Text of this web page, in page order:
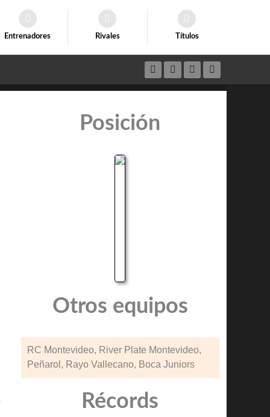
Entrenadores Rivales Títulos
Posición
Otros equipos
RC Montevideo, River Plate Montevideo,
Peñarol, Rayo Vallecano, Boca Juniors
Récords